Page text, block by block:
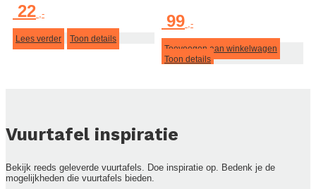
22
Lees verder Toon details
99
Toevoegen aan winkelwagen
Toon details
Vuurtafel inspiratie
Bekijk reeds geleverde vuurtafels. Doe inspiratie op. Bedenk je de
mogelijkheden die vuurtafels bieden.